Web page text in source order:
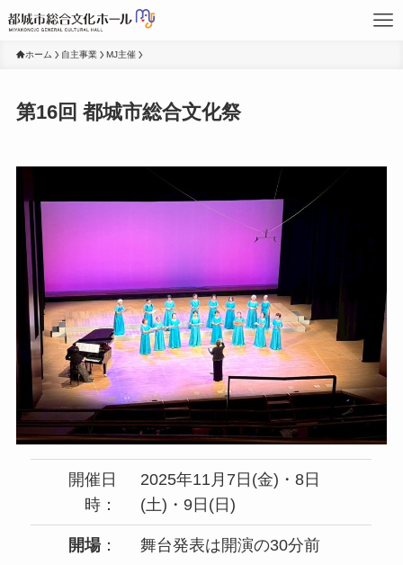
ホーム 自主事業 MJ主催
第16回 都城市総合文化祭
開催日
時：
2025年11月7日(金)・8日
(土)・9日(日)
開場： 舞台発表は開演の30分前